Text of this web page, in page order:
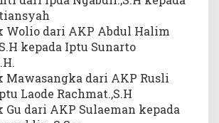
Wolio dari AKP Abdul Halim
kepada Iptu Sunarto
Mawasangka dari AKP Rusli
Laode Rachmat.,S.H
Gu dari AKP Sulaeman kepada